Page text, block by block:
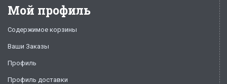
Мой профиль
Содержимое корзины
Ваши Заказы
Профиль
Профиль доставки